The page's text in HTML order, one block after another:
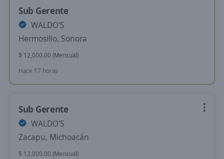
Sub Gerente
WALDO'S
Hermosillo, Sonora
$ 12,000.00 (Mensual)
Hace 17 horas
Sub Gerente
WALDO'S
Zacapu, Michoacán
$ 12,000.00 (Mensual)